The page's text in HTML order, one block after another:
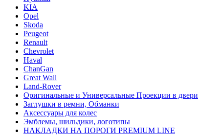
KIA
Opel
Skoda
Peugeot
Renault
Chevrolet
Haval
ChanGan
Great Wall
Land-Rover
Оригинальные и Универсальные Проекции в двери
Заглушки в ремни, Обманки
Аксессуары для колес
Эмблемы, шильдики, логотипы
НАКЛАДКИ НА ПОРОГИ PREMIUM LINE